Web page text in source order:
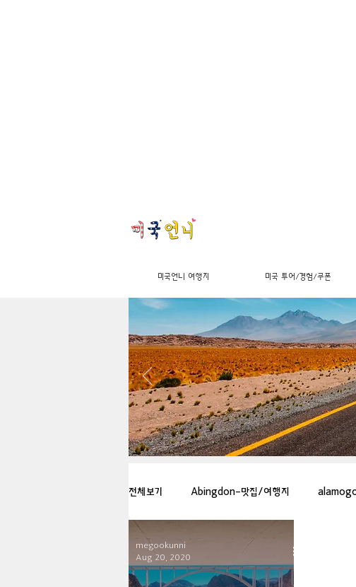
전체보기 Abingdon-맛집/여행지
Arlington-맛집/여행지 Arlington-맛집/
megookunni
Aug 20, 2020
미국언니 여행지 미국 투어/경험/쿠폰